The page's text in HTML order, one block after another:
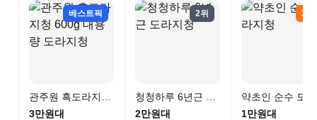
베스트픽
관주원 흑도라지청
600g 대용량 도라지
3만원대
2위
청청하루 6년근 도
라지청
2만원대
3위
약초인 순수 도
청
1만원대